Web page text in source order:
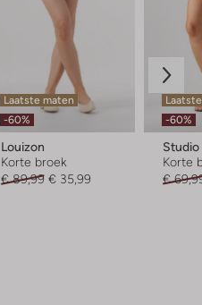
Laatste maten
-60%
Louizon
Korte broek
€ 89,99 € 35,99
-60%
Korte
€